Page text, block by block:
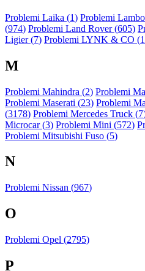
Problemi Laika (1) Problemi
(974) Problemi Land Rover (605)
Ligier (7) Problemi LYNK & CO (1
M
Problemi Mahindra (2) Problemi
Problemi Maserati (23) Problemi
(3178) Problemi Mercedes Truck (7
Microcar (3) Problemi Mini (572)
Problemi Mitsubishi Fuso (5)
N
Problemi Nissan (967)
O
Problemi Opel (2795)
P